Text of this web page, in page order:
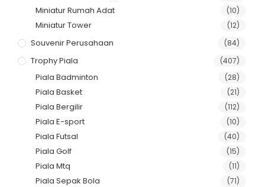
Miniatur Rumah Adat (10)
Miniatur Tower (12)
Souvenir Perusahaan (84)
Trophy Piala (407)
Piala Badminton (28)
Piala Basket (21)
Piala Bergilir (112)
Piala E-sport (10)
Piala Futsal (40)
Piala Golf (15)
Piala Mtq (11)
Piala Sepak Bola (71)